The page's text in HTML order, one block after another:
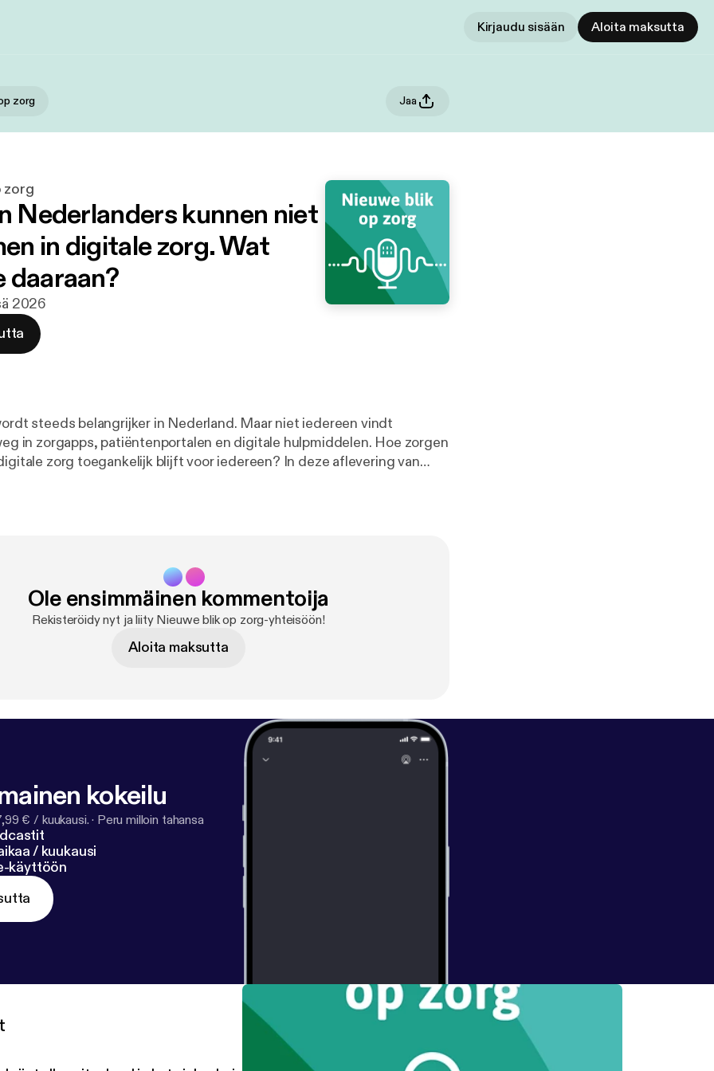
Kirjaudu sisään Aloita maksutta
zorg Jaa
zorg
Nederlanders kunnen niet
in digitale zorg. Wat
daaraan?
2026
steeds belangrijker in Nederland. Maar niet iedereen vindt
in zorgapps, patiëntenportalen en digitale hulpmiddelen. Hoe zorgen
zorg toegankelijk blijft voor iedereen? In deze aflevering van
Ole ensimmäinen kommentoija
Rekisteröidy nyt ja liity Nieuwe blik op zorg-yhteisöön!
Aloita maksutta
kokeilu
€ / kuukausi. · Peru milloin tahansa
/ kuukausi
käyttöön